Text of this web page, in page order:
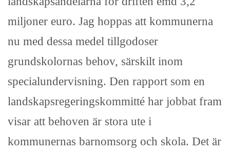
miljoner euro. Jag hoppas att kommunerna
nu med dessa medel tillgodoser
grundskolornas behov, särskilt inom
specialundervisning. Den rapport som en
landskapsregeringskommitté har jobbat fram
visar att behoven är stora ute i
kommunernas barnomsorg och skola. Det är